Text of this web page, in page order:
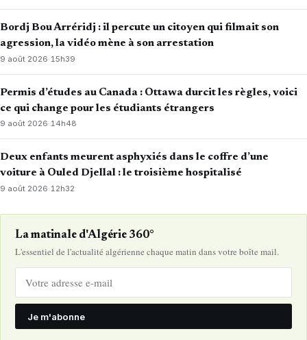
Bordj Bou Arréridj : il percute un citoyen qui filmait son
agression, la vidéo mène à son arrestation
9 août 2026·15h39
Permis d’études au Canada : Ottawa durcit les règles, voici
ce qui change pour les étudiants étrangers
9 août 2026·14h48
Deux enfants meurent asphyxiés dans le coffre d’une
voiture à Ouled Djellal : le troisième hospitalisé
9 août 2026· 12h32
La matinale d'Algérie 360°
L'essentiel de l'actualité algérienne chaque matin dans votre boîte mail.
Je m'abonne